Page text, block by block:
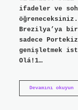
ifadeler ve
Brezilya’ya
sadece
genişletmek
Olá!1…
Devamını okuyun